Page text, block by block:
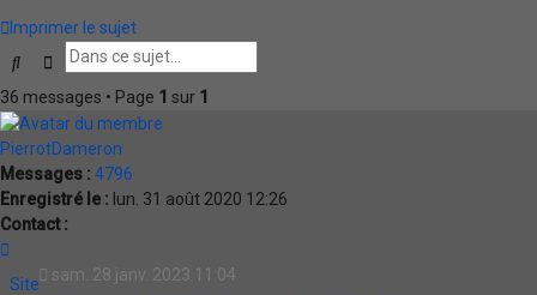
Imprimer le sujet
RechercherRecherche avancée
36 messages • Page 1 sur 1
PierrotDameron
Messages : 4796
Enregistré le : lun. 31 août 2020 12:26
Contact :
PierrotDameron
Site
sam. 28 janv. 2023 11:04